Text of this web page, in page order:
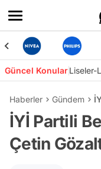
Güncel KonularLiseler-
Haberler Gündem
İYİ Partili
Çetin